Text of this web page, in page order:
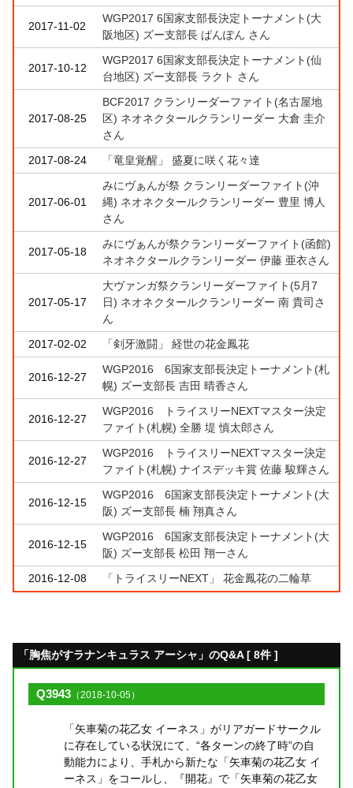
2017-11-02
WGP2017 6国家支部長決定トーナメント(大
阪地区) ズー支部長 ぱんぽん さん
2017-10-12
WGP2017 6国家支部長決定トーナメント(仙
台地区) ズー支部長 ラクト さん
2017-08-25
BCF2017 クランリーダーファイト(名古屋地
区) ネオネクタールクランリーダー 大倉 圭介
さん
2017-08-24
「竜皇覚醒」 盛夏に咲く花々達
2017-06-01
みにヴぁんが祭 クランリーダーファイト(沖
縄) ネオネクタールクランリーダー 豊里 博人
さん
2017-05-18
みにヴぁんが祭クランリーダーファイト(函館)
ネオネクタールクランリーダー 伊藤 亜衣さん
2017-05-17
大ヴァンガ祭クランリーダーファイト(5月7
日) ネオネクタールクランリーダー 南 貴司さ
ん
2017-02-02
「剣牙激闘」 経世の花金鳳花
2016-12-27
WGP2016 6国家支部長決定トーナメント(札
幌) ズー支部長 吉田 晴香さん
2016-12-27
WGP2016 トライスリーNEXTマスター決定
ファイト(札幌) 全勝 堤 慎太郎さん
2016-12-27
WGP2016 トライスリーNEXTマスター決定
ファイト(札幌) ナイスデッキ賞 佐藤 駿輝さん
2016-12-15
WGP2016 6国家支部長決定トーナメント(大
阪) ズー支部長 楠 翔真さん
2016-12-15
WGP2016 6国家支部長決定トーナメント(大
阪) ズー支部長 松田 翔一さん
2016-12-08
「トライスリーNEXT」 花金鳳花の二輪草
「胸焦がすラナンキュラス アーシャ」のQ&A [ 8件 ]
Q3943 （2018-10-05）
「矢車菊の花乙女 イーネス」がリアガードサークル
に存在している状況にて、“各ターンの終了時”の自
動能力により、手札から新たな「矢車菊の花乙女 イ
ーネス」をコールし、『開花』で「矢車菊の花乙女